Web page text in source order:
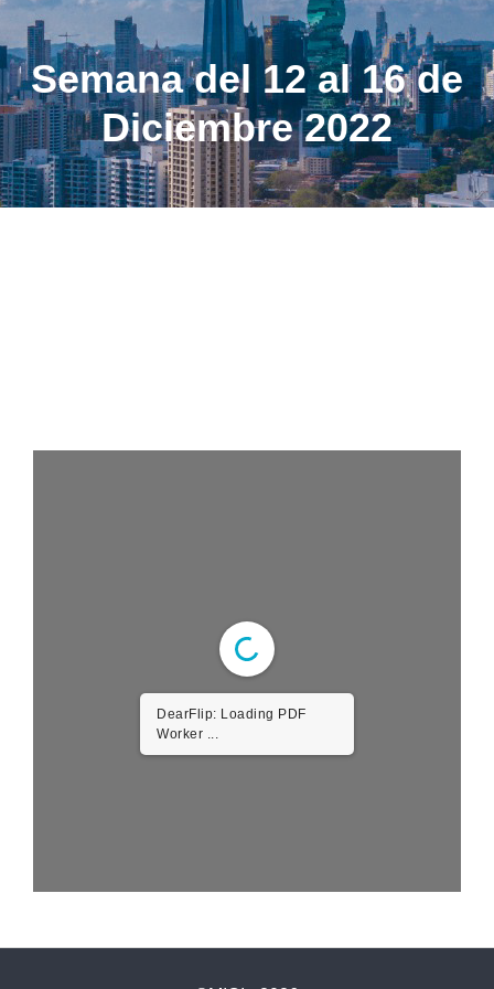
Semana del 12 al 16 de
Diciembre 2022
DearFlip: Loading PDF
Worker ...